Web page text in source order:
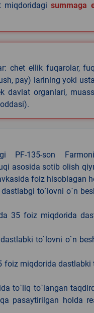
miqdoridagisummaga
chet ellik fuqarolar,
pay) larining yoki
organlari,
PF-135-son
asosida sotib olish
foiz hisoblagan
to`lovni o`n
35 foiz miqdorida
to`lovni o`n
miqdorida
to`liq to`langan
pasaytirilgan holda